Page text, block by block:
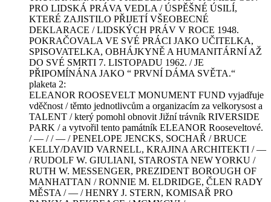
PRO LIDSKÁ PRÁVA VEDLA / ÚSPĚŠNÉ ÚSILÍ,
KTERÉ ZAJISTILO PŘIJETÍ VŠEOBECNÉ
DEKLARACE / LIDSKÝCH PRÁV V ROCE 1948.
POKRAČOVALA VE SVÉ PRÁCI JAKO UČITELKA,
SPISOVATELKA, OBHÁJKYNĚ A HUMANITÁRNÍ AŽ
DO SVÉ SMRTI 7. LISTOPADU 1962. / JE
PŘIPOMÍNÁNA JAKO “ PRVNÍ DÁMA SVĚTA.“
plaketa 2:
ELEANOR ROOSEVELT MONUMENT FUND vyjadřuje
vděčnost / těmto jednotlivcům a organizacím za velkorysost a
TALENT / který pomohl obnovit Jižní trávník RIVERSIDE
PARK / a vytvořil tento památník ELEANOR Rooseveltové.
/ — / / — / PENELOPE JENCKS, SOCHAŘ / BRUCE
KELLY/DAVID VARNELL, KRAJINA ARCHITEKTI / —
/ RUDOLF W. GIULIANI, STAROSTA NEW YORKU /
RUTH W. MESSENGER, PREZIDENT BOROUGH OF
MANHATTAN / RONNIE M. ELDRIDGE, ČLEN RADY
MĚSTA / — / HENRY J. STERN, KOMISAŘ PRO